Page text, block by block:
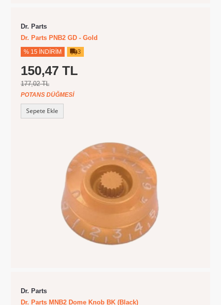
Dr. Parts
Dr. Parts PNB2 GD - Gold
% 15 İNDIRIM 3
150,47 TL
177,02 TL
POTANS DÜĞMESI
Sepete Ekle
Dr. Parts
Dr. Parts MNB2 Dome Knob BK (Black)